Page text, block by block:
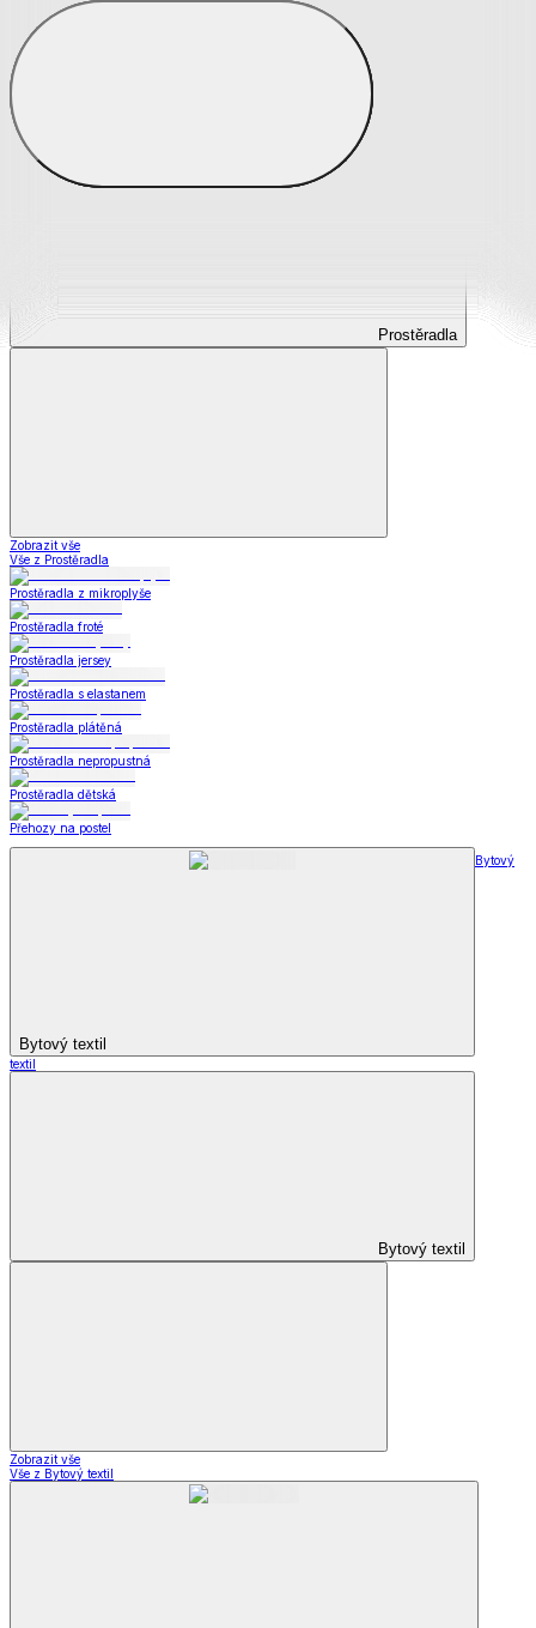
Prostěradla
Prostěradla
Zobrazit vše
Vše z Prostěradla
Prostěradla z mikroplyše
Prostěradla froté
Prostěradla jersey
Prostěradla s elastanem
Prostěradla plátěná
Prostěradla nepropustná
Prostěradla dětská
Přehozy na postel
Bytový textil
Bytový
textil
Bytový textil
Zobrazit vše
Vše z Bytový textil